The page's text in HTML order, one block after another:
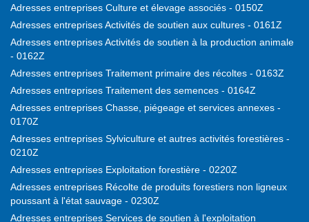
Adresses entreprises Culture et élevage associés - 0150Z
Adresses entreprises Activités de soutien aux cultures - 0161Z
Adresses entreprises Activités de soutien à la production animale
- 0162Z
Adresses entreprises Traitement primaire des récoltes - 0163Z
Adresses entreprises Traitement des semences - 0164Z
Adresses entreprises Chasse, piégeage et services annexes -
0170Z
Adresses entreprises Sylviculture et autres activités forestières -
0210Z
Adresses entreprises Exploitation forestière - 0220Z
Adresses entreprises Récolte de produits forestiers non ligneux
poussant à l'état sauvage - 0230Z
Adresses entreprises Services de soutien à l'exploitation